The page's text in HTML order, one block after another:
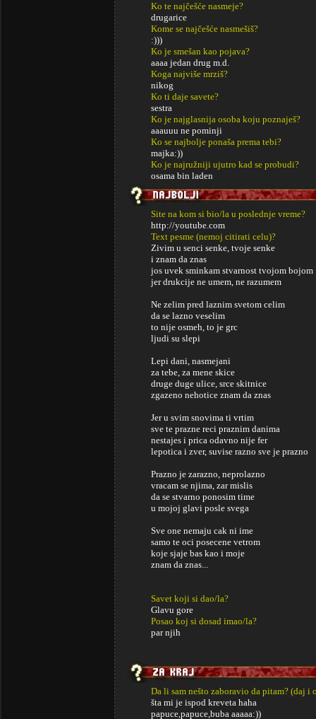
Ko te najčešće nasmeje?
drugarice
Kome se najčešće nasmešiš?
:)))
Ko je smešan kao pojava?
aaaa jedan drug m.d.
Koga najviše mrziš?
nikog
Ko ti daje savete?
sestra
Ko je najglasnija osoba koju poznaješ?
aaauuu ne pominji
Ko se najbolje ponaša prema tebi?
majka:))
Ko je najružniji ujutro kad se probudi?
osama bin laden
Site na kom si bio/la u poslednje vreme?
http://youtube.com
Text pesme (nemoj citirati celu)?
Zivim u senci senke, tvoje senke
i znam da znas
jos uvek sminkam stvarnost tvojom bojom
jer drukcije ne umem, ne razumem
Ne zelim pred laznim svetom celim
da se lazno veselim
to nije osmeh, to je grc
ljudi su slepi
Lepi dani, nasmejani
za tebe, za mene skice
druge duge ulice, srce skitnice
zgazeno nehotice znam da znas
Jer u svim snovima ti vrtim
sve te prazne reci praznim danima
nestajes i prica odavno nije fer
lepotica i zver, suvise razno sve je prazno
Prazno je zarazno, neprolazno
vracam se njima, zar mislis
da se stvarno ponosim time
u mojoj glavi posle svega
Sve one nemaju cak ni ime
samo te oci posecene vetrom
koje sjaje bas kao i moje
znam da znas...
Savet koji si dao/la?
Glavu gore
Posao koj si dosad imao/la?
par njih
Da li sam nešto zaboravio da pitam? (daj i
šta mi je ispod kreveta haha
papuce,papuce,buba aaaaa:))